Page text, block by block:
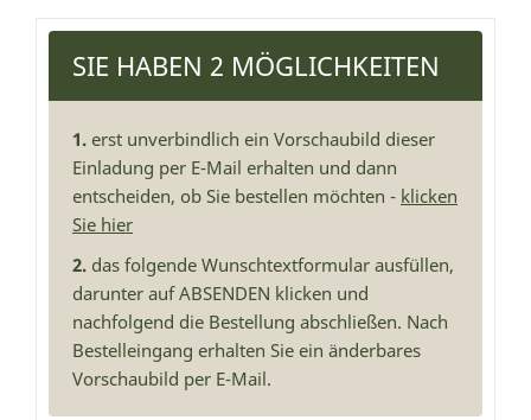
SIE HABEN 2 MÖGLICHKEITEN
1. erst unverbindlich ein Vorschaubild dieser
Einladung per E-Mail erhalten und dann
entscheiden, ob Sie bestellen möchten - klicken
Sie hier
2. das folgende Wunschtextformular ausfüllen,
darunter auf ABSENDEN klicken und
nachfolgend die Bestellung abschließen. Nach
Bestelleingang erhalten Sie ein änderbares
Vorschaubild per E-Mail.